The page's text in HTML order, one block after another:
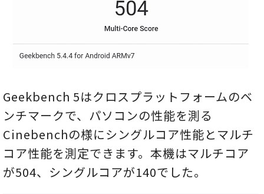
Geekbench 5はクロスプラットフォームのベ
ンチマークで、パソコンの性能を測る
Cinebenchの様にシングルコア性能とマルチ
コア性能を測定できます。本機はマルチコア
が504、シングルコアが140でした。